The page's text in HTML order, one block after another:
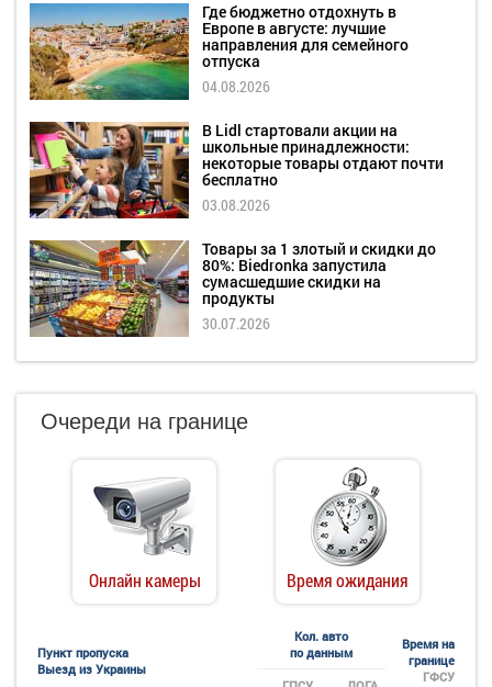
Где бюджетно отдохнуть в
Европе в августе: лучшие
направления для семейного
отпуска
04.08.2026
В Lidl стартовали акции на
школьные принадлежности:
некоторые товары отдают почти
бесплатно
03.08.2026
Товары за 1 злотый и скидки до
80%: Biedronka запустила
сумасшедшие скидки на
продукты
30.07.2026
Очереди на границе
Онлайн камеры Время ожидания
Пункт пропуска
Выезд из Украины
Кол. авто
по данным
Время на
границе
ГФСУ